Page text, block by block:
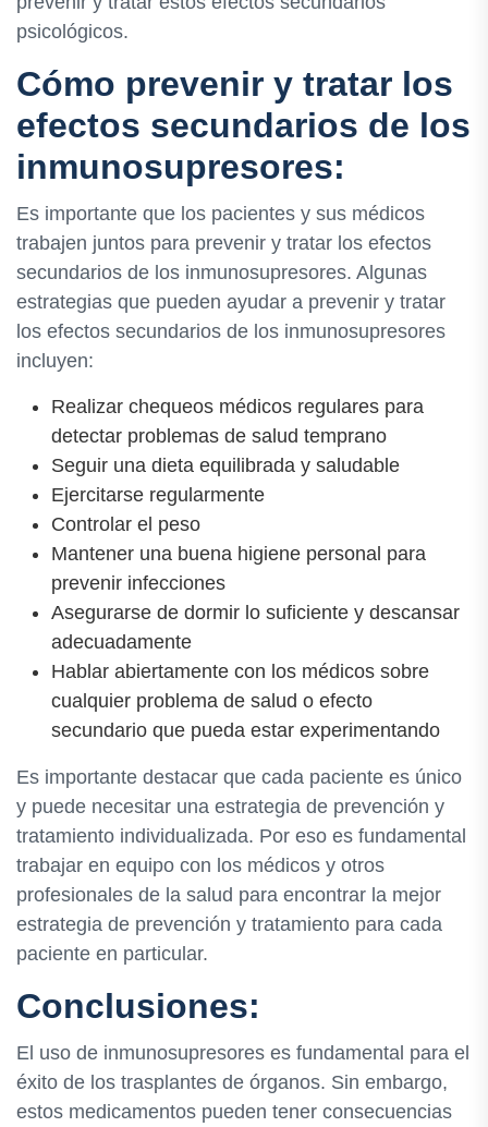
psicológicos.
Cómo prevenir y tratar los
efectos secundarios de los
inmunosupresores:
Es importante que los pacientes y sus médicos
trabajen juntos para prevenir y tratar los efectos
secundarios de los inmunosupresores. Algunas
estrategias que pueden ayudar a prevenir y tratar
los efectos secundarios de los inmunosupresores
incluyen:
Realizar chequeos médicos regulares para
detectar problemas de salud temprano
Seguir una dieta equilibrada y saludable
Ejercitarse regularmente
Controlar el peso
Mantener una buena higiene personal para
prevenir infecciones
Asegurarse de dormir lo suficiente y descansar
adecuadamente
Hablar abiertamente con los médicos sobre
cualquier problema de salud o efecto
secundario que pueda estar experimentando
Es importante destacar que cada paciente es único
y puede necesitar una estrategia de prevención y
tratamiento individualizada. Por eso es fundamental
trabajar en equipo con los médicos y otros
profesionales de la salud para encontrar la mejor
estrategia de prevención y tratamiento para cada
paciente en particular.
Conclusiones:
El uso de inmunosupresores es fundamental para el
éxito de los trasplantes de órganos. Sin embargo,
estos medicamentos pueden tener consecuencias